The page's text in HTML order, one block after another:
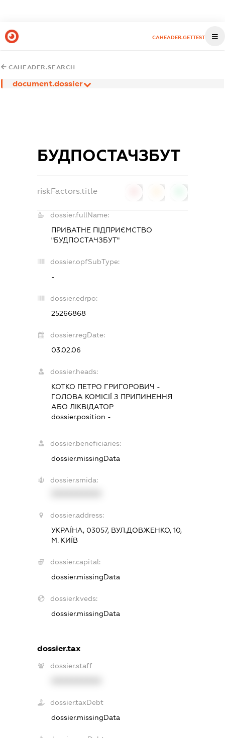
CAHEADER.GETTEST
CAHEADER.SEARCH
document.dossier
БУДПОСТАЧЗБУТ
riskFactors.title
dossier.fullName:
ПРИВАТНЕ ПІДПРИЄМСТВО
"БУДПОСТАЧЗБУТ"
dossier.opfSubType:
-
dossier.edrpo:
25266868
dossier.regDate:
03.02.06
dossier.heads:
КОТКО ПЕТРО ГРИГОРОВИЧ -
ГОЛОВА КОМІСІЇ З ПРИПИНЕННЯ
АБО ЛІКВІДАТОР
dossier.position -
dossier.beneficiaries:
dossier.missingData
dossier.smida:
dossier.address:
УКРАЇНА, 03057, ВУЛ.ДОВЖЕНКО, 10,
М. КИЇВ
dossier.capital:
dossier.missingData
dossier.kveds:
dossier.missingData
dossier.tax
dossier.staff
dossier.taxDebt
dossier.missingData